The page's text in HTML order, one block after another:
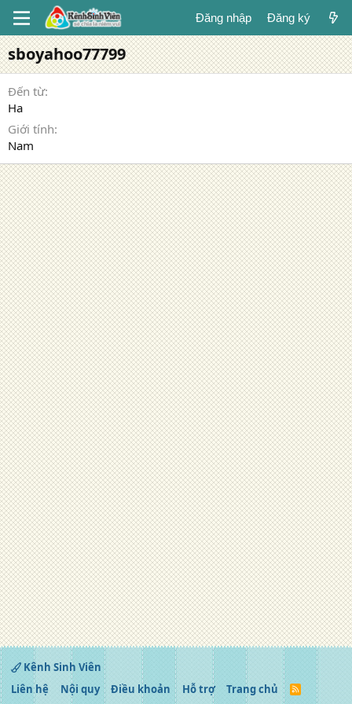
Đăng nhập Đăng ký
sboyahoo77799
Đến từ
Ha
Giới tính
Nam
Kênh Sinh Viên
Liên hệ
Nội quy Điều khoản Hỗ trợ Trang chủ
R